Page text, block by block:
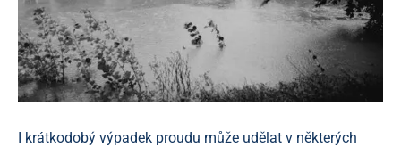
I krátkodobý výpadek proudu může udělat v některých